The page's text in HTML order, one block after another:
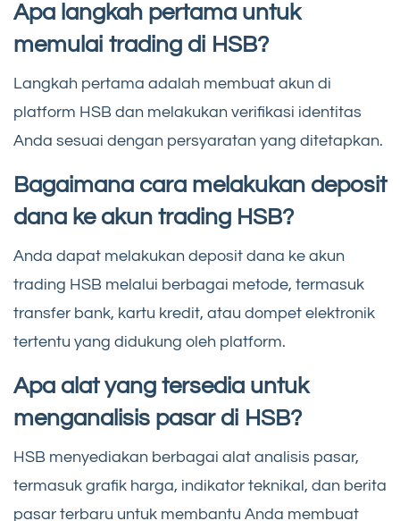
Apa langkah pertama untuk
memulai trading di HSB?
Langkah pertama adalah membuat akun di
platform HSB dan melakukan verifikasi identitas
Anda sesuai dengan persyaratan yang ditetapkan.
Bagaimana cara melakukan deposit
dana ke akun trading HSB?
Anda dapat melakukan deposit dana ke akun
trading HSB melalui berbagai metode, termasuk
transfer bank, kartu kredit, atau dompet elektronik
tertentu yang didukung oleh platform.
Apa alat yang tersedia untuk
menganalisis pasar di HSB?
HSB menyediakan berbagai alat analisis pasar,
termasuk grafik harga, indikator teknikal, dan berita
pasar terbaru untuk membantu Anda membuat